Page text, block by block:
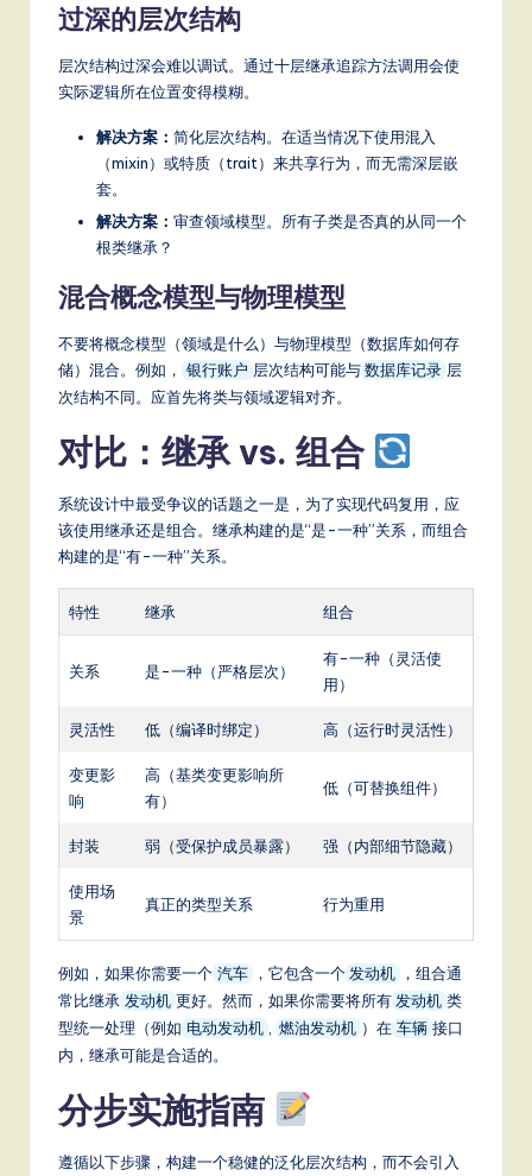
过深的层次结构
层次结构过深会难以调试。通过十层继承追踪方法调用会使
实际逻辑所在位置变得模糊。
解决方案： 简化层次结构。在适当情况下使用混入
（mixin）或特质（trait）来共享行为，而无需深层嵌
套。
解决方案： 审查领域模型。所有子类是否真的从同一个
根类继承？
混合概念模型与物理模型
不要将概念模型（领域是什么）与物理模型（数据库如何存
储）混合。例如， 银行账户 层次结构可能与 数据库记录 层
次结构不同。应首先将类与领域逻辑对齐。
对比：继承 vs. 组合
系统设计中最受争议的话题之一是，为了实现代码复用，应
该使用继承还是组合。继承构建的是“是-一种”关系，而组合
构建的是“有-一种”关系。
特性 继承 组合
关系 是-一种（严格层次）
有-一种（灵活使
用）
灵活性 低（编译时绑定） 高（运行时灵活性）
变更影
响
高（基类变更影响所
有）
低（可替换组件）
封装 弱（受保护成员暴露） 强（内部细节隐藏）
使用场
景
真正的类型关系 行为重用
例如，如果你需要一个 汽车 ，它包含一个 发动机
，组合通
常比继承 发动机 更好。然而，如果你需要将所有 发动机 类
型统一处理（例如 电动发动机 , 燃油发动机 ）在 车辆 接口
内，继承可能是合适的。
分步实施指南
遵循以下步骤，构建一个稳健的泛化层次结构，而不会引入